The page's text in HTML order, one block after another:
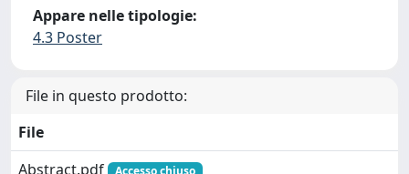
Appare nelle tipologie:
4.3 Poster
File in questo prodotto:
File
Abstract.pdf
Accesso chiuso